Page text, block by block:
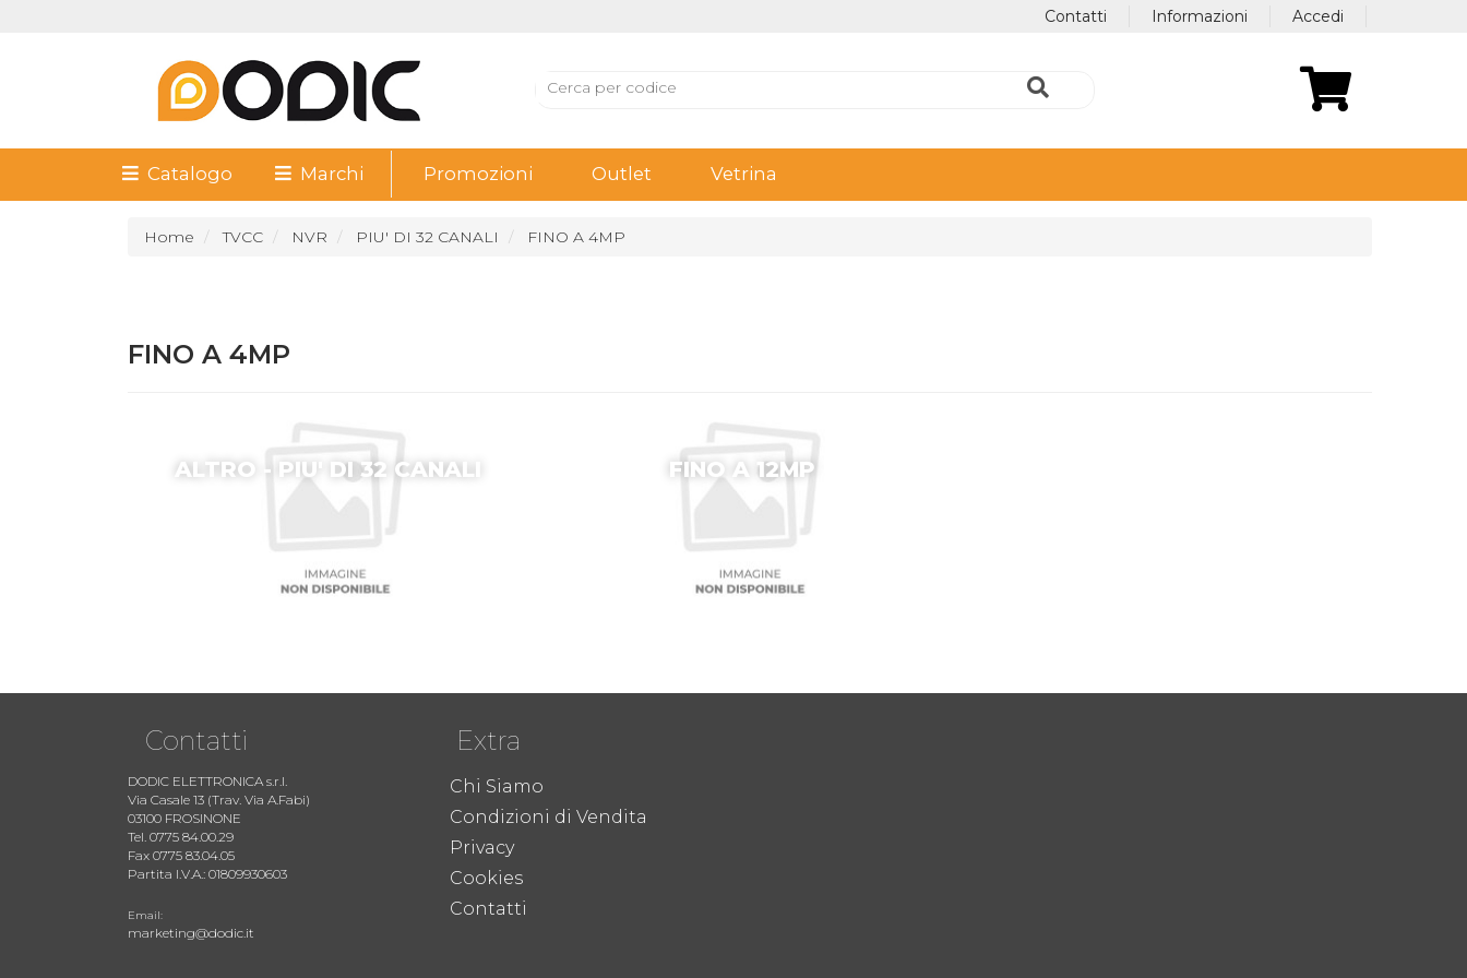
Accedi
Informazioni
Contatti
Catalogo Marchi Promozioni Outlet Vetrina
Home TVCC NVR PIU' DI 32 CANALI FINO A 4MP
FINO A 4MP
ALTRO - PIU' DI 32 CANALI FINO A 12MP
Contatti
DODIC ELETTRONICA s.r.l.
Via Casale 13 (Trav. Via A.Fabi)
03100 FROSINONE
Tel. 0775 84.00.29
Fax 0775 83.04.05
Partita I.V.A.: 01809930603
Email:
marketing@dodic.it
Extra
Chi Siamo
Condizioni di Vendita
Privacy
Cookies
Contatti